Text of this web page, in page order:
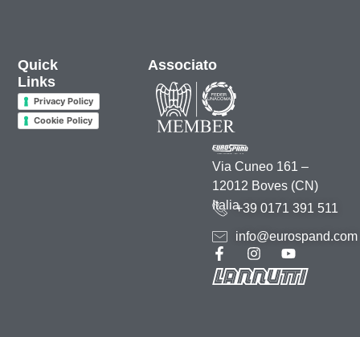
Via Cuneo 161 –
12012 Boves (CN)
Italia+39 0171 391 511
info@eurospand.com
Quick
Links
Privacy Policy
Cookie Policy
Associato